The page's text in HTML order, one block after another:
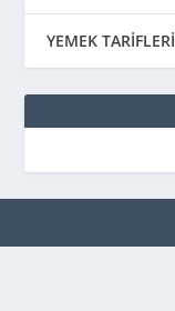
YEMEK TARİFLERİ